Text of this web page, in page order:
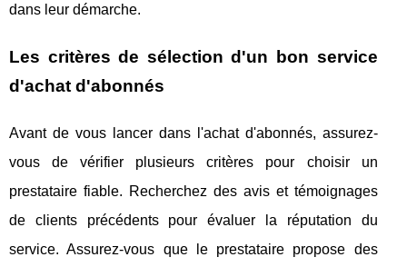
dans leur démarche.
Les critères de sélection d'un bon service
d'achat d'abonnés
Avant de vous lancer dans l'achat d'abonnés, assurez-
vous de vérifier plusieurs critères pour choisir un
prestataire fiable. Recherchez des avis et témoignages
de clients précédents pour évaluer la réputation du
service. Assurez-vous que le prestataire propose des